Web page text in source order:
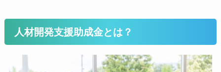
人材開発支援助成金とは？